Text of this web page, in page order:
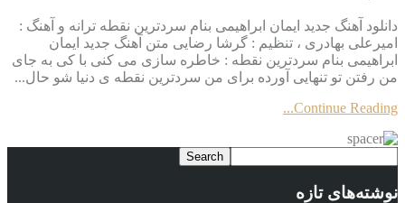
دانلود آهنگ جدید ایمان ابراهیمی بنام سردترین نقطه ترانه و آهنگ :
امیرعلی بهادری ، تنظیم : گرشا رضایی متن آهنگ جدید ایمان
ابراهیمی بنام سردترین نقطه : خاطره سازی می کنی با کی به جای
من رفتن تو تنهایی آورده برای من سردترین نقطه ی دنیا شو حال...
Continue Reading...
نوشته‌های تازه